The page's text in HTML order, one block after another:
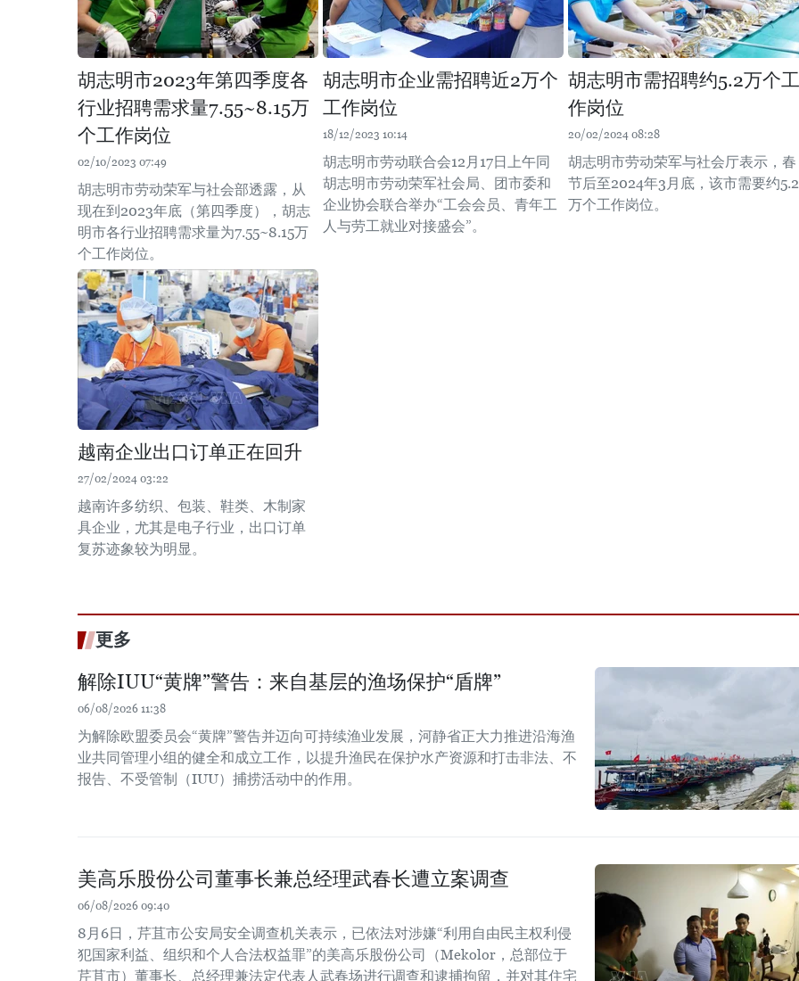
胡志明市2023年第四季度各
行业招聘需求量7.55~8.15万
个工作岗位
02/10/2023 07:49
胡志明市劳动荣军与社会部透露，从
现在到2023年底（第四季度），胡志
明市各行业招聘需求量为7.55~8.15万
个工作岗位。
胡志明市企业需招聘近2万个
工作岗位
18/12/2023 10:14
胡志明市劳动联合会12月17日上午同
胡志明市劳动荣军社会局、团市委和
企业协会联合举办“工会会员、青年工
人与劳工就业对接盛会”。
胡志明市需招聘约5.2万个工
作岗位
20/02/2024 08:28
胡志明市劳动荣军与社会厅表示，春
节后至2024年3月底，该市需要约5.2
万个工作岗位。
越南企业出口订单正在回升
27/02/2024 03:22
越南许多纺织、包装、鞋类、木制家
具企业，尤其是电子行业，出口订单
复苏迹象较为明显。
更多
解除IUU“黄牌”警告：来自基层的渔场保护“盾牌”
06/08/2026 11:38
为解除欧盟委员会“黄牌”警告并迈向可持续渔业发展，河静省正大力推进沿海渔
业共同管理小组的健全和成立工作，以提升渔民在保护水产资源和打击非法、不
报告、不受管制（IUU）捕捞活动中的作用。
美高乐股份公司董事长兼总经理武春长遭立案调查
06/08/2026 09:40
8月6日，芹苴市公安局安全调查机关表示，已依法对涉嫌“利用自由民主权利侵
犯国家利益、组织和个人合法权益罪”的美高乐股份公司（Mekolor，总部位于
芹苴市）董事长、总经理兼法定代表人武春场进行调查和逮捕拘留，并对其住宅